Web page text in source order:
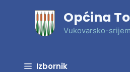
Općina
Vukovarsko-
Izbornik